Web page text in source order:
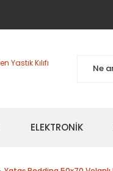
ELEKTRONİK